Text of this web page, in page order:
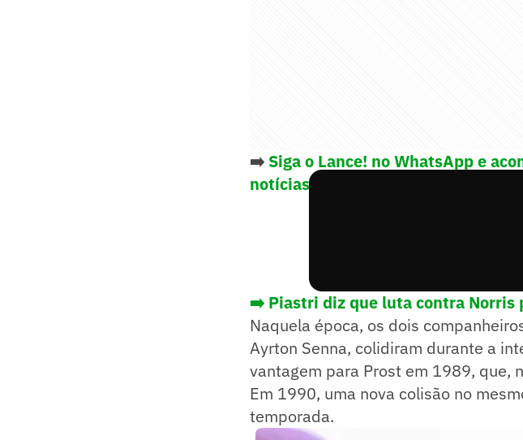
➡️ Siga o Lance! no WhatsApp e
notícias do esporte
➡️ Piastri diz que luta contra Norris
Naquela época, os dois
Ayrton Senna, colidiram durante a
vantagem para Prost em 1989, que,
Em 1990, uma nova colisão no
temporada.